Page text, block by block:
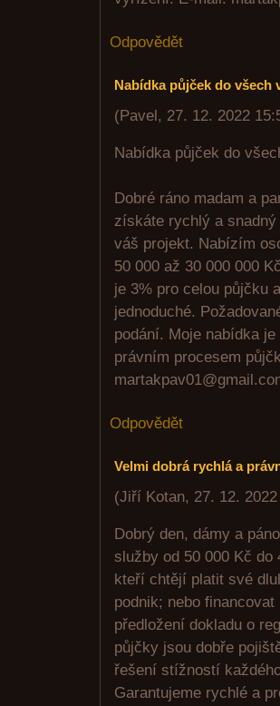
Odpovědět
Nabídka půjček do všech
(Pavel, 27. 12. 2022
Nabídka půjček do
Dobré ráno madam a
získáte rychlý a
váš projekt. Nabízím
50 000 až 30 000 000
je 3% pro celou půjčku
jednoduché.
podání. Moje nabídka
právním procesem
Odpovědět
Velmi dobrá rychlá a
(Jiří Kotan, 27. 12. 2022
Dobrý den, dámy a
služby od 50 000 Kč
kteří chtějí platit své
podnik; nebo
předložení dokladu o
půjčky jsou dobře
řešení stížností
Garantujeme rychlé a